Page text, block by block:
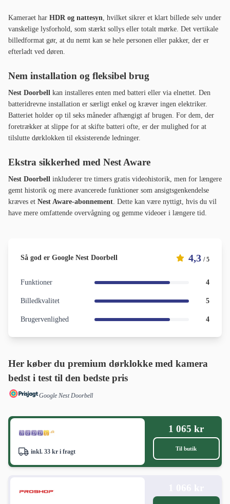
Kameraet har HDR og nattesyn , hvilket sikrer et klart billede selv under
vanskelige lysforhold, som stærkt sollys eller totalt mørke. Det vertikale
billedformat gør, at du nemt kan se hele personen eller pakker, der er
efterladt ved døren.
Nem installation og fleksibel brug
Nest Doorbell kan installeres enten med batteri eller via elnettet. Den
batteridrevne installation er særligt enkel og kræver ingen elektriker.
Batteriet holder op til seks måneder afhængigt af brugen. For dem, der
foretrækker at slippe for at skifte batteri ofte, er der mulighed for at
tilslutte dørklokken til eksisterende ledninger.
Ekstra sikkerhed med Nest Aware
Nest Doorbell inkluderer tre timers gratis videohistorik, men for længere
gemt historik og mere avancerede funktioner som ansigtsgenkendelse
kræves et Nest Aware-abonnement . Dette kan være nyttigt, hvis du vil
have mere omfattende overvågning og gemme videoer i længere tid.
Så god er Google Nest Doorbell 4,3 / 5
Funktioner 4
Billedkvalitet 5
Brugervenlighed 4
Her køber du premium dørklokke med kamera
bedst i test til den bedste pris
Google Nest Doorbell
inkl. 33 kr i fragt
1 065 kr
Til butik